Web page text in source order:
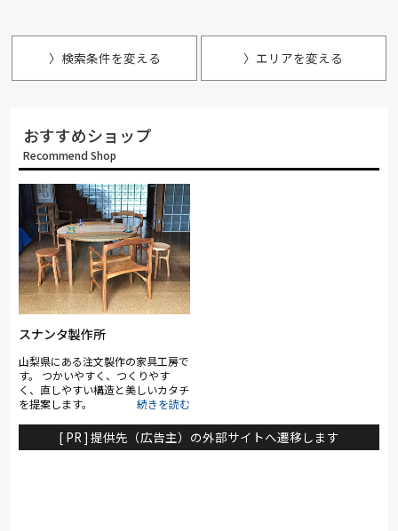
〉検索条件を変える 〉エリアを変える
おすすめショップ
Recommend Shop
スナンタ製作所
山梨県にある注文製作の家具工房で
す。 つかいやすく、つくりやす
く、直しやすい構造と美しいカタチ
を提案します。
[ PR ] 提供先（広告主）の外部サイトへ遷移します